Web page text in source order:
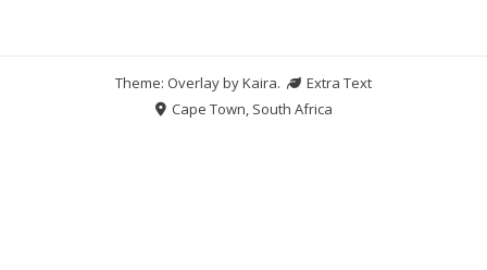
Theme: Overlay byKaira.
Extra Text
Cape Town, South Africa